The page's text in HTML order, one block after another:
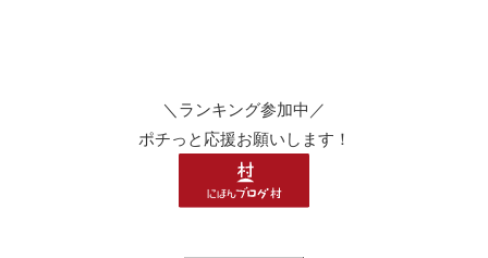
＼ランキング参加中／
ポチっと応援お願いします！